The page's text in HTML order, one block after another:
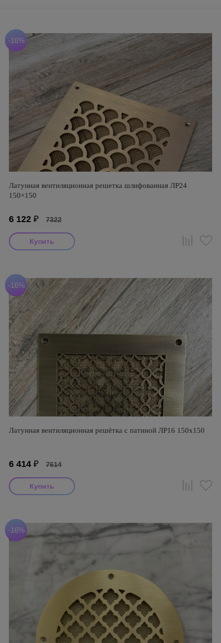
-16%
Латунная вентиляционная решетка шлифованная ЛР24
150×150
6 122 ₽ 7322
-16%
Латунная вентиляционная решётка с патиной ЛР16 150х150
6 414 ₽ 7614
-16%